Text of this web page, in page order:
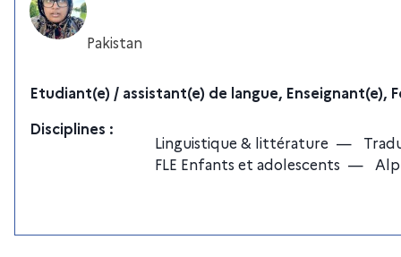
Pakistan
Etudiant(e) / assistant(e) de langue,
Disciplines :
Linguistique & littérature —
FLE Enfants et adolescents —